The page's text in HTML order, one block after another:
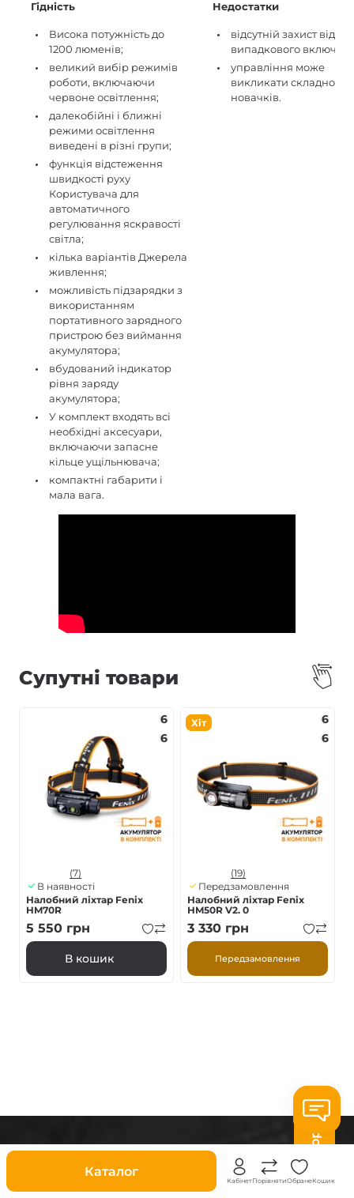
Каталог
КабінетПорівнятиОбранеКошик
Гідність
Висока потужність до
1200 люменів;
великий вибір режимів
роботи, включаючи
червоне освітлення;
далекобійні і ближні
режими освітлення
виведені в різні групи;
функція відстеження
швидкості руху
Користувача для
автоматичного
регулювання яскравості
світла;
кілька варіантів Джерела
живлення;
можливість підзарядки з
використанням
портативного зарядного
пристрою без виймання
акумулятора;
вбудований індикатор
рівня заряду
акумулятора;
У комплект входять всі
необхідні аксесуари,
включаючи запасне
кільце ущільнювача;
компактні габарити і
мала вага.
Недостатки
відсутній захист від
випадкового
управління може
викликати складності
новачків.
Супутні товари
6
6
(7)
В наявності
Налобний ліхтар Fenix
HM70R
5 550 грн
В кошик
Хіт
6
6
(19)
Передзамовлення
Налобний ліхтар Fenix
HM50R V2. 0
3 330 грн
Передзамовлення
На гору